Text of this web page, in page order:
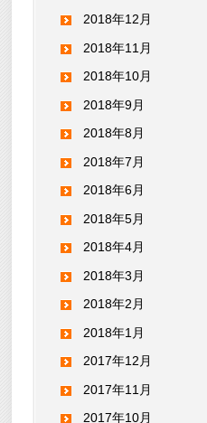
2018年12月
2018年11月
2018年10月
2018年9月
2018年8月
2018年7月
2018年6月
2018年5月
2018年4月
2018年3月
2018年2月
2018年1月
2017年12月
2017年11月
2017年10月